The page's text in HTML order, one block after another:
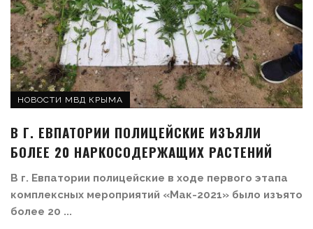
НОВОСТИ МВД КРЫМА
В Г. ЕВПАТОРИИ ПОЛИЦЕЙСКИЕ ИЗЪЯЛИ
БОЛЕЕ 20 НАРКОСОДЕРЖАЩИХ РАСТЕНИЙ
В г. Евпатории полицейские в ходе первого этапа
комплексных мероприятий «Мак-2021» было изъято
более 20 ...